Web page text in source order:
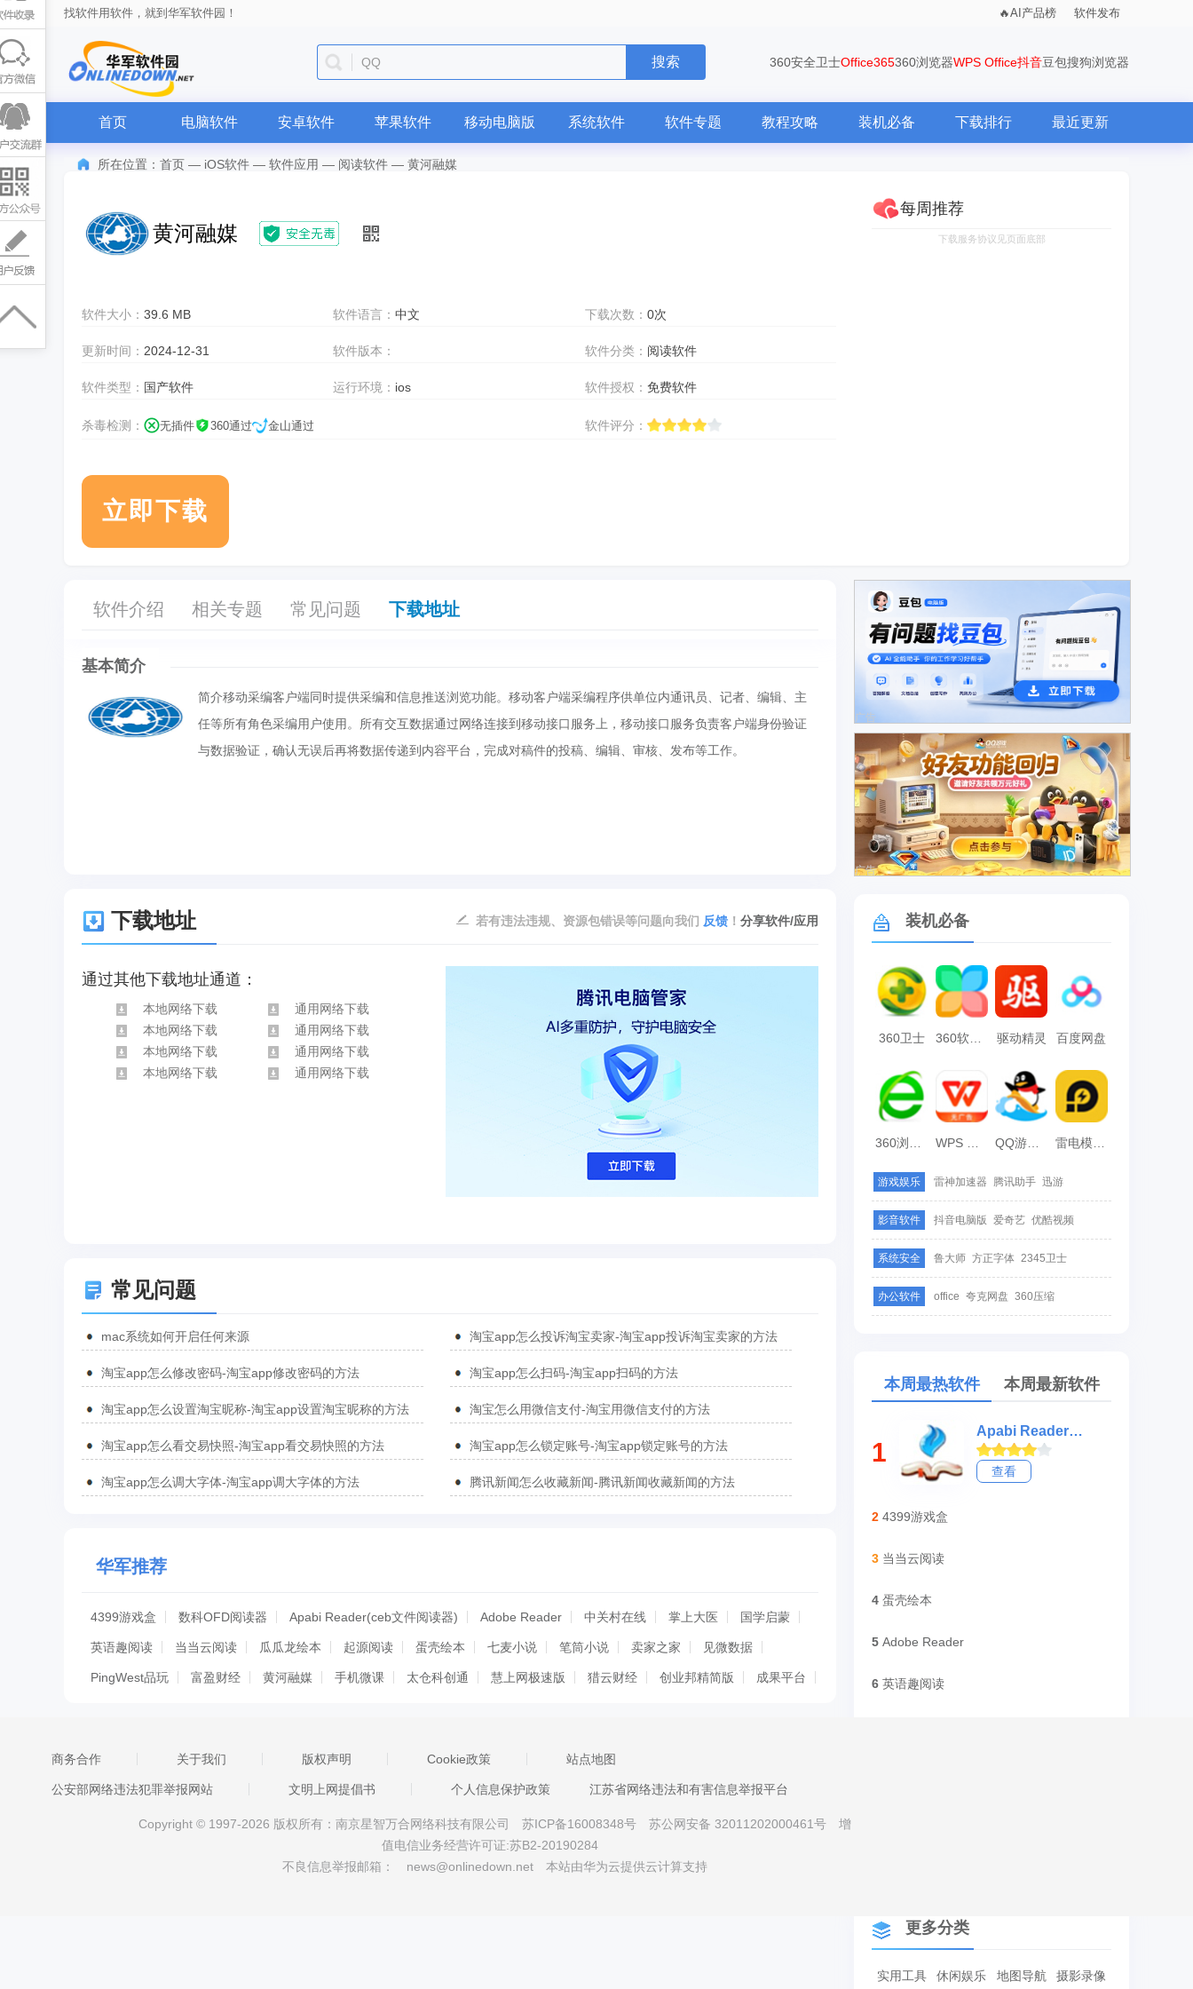
找软件用软件，就到华军软件园！ AI产品榜 软件发布
QQ 搜索 360安全卫士Office365360浏览器WPS Office抖音豆包搜狗浏览器
首页 电脑软件 安卓软件 苹果软件 移动电脑版 系统软件 软件专题 教程攻略 装机必备 下载排行 最近更新
所在位置： 首页 — iOS软件 — 软件应用 — 阅读软件 — 黄河融媒
黄河融媒
软件大小： 39.6 MB 软件语言：中文 下载次数： 0次
更新时间： 2024-12-31 软件版本： 软件分类： 阅读软件
软件类型： 国产软件 运行环境： ios 软件授权： 免费软件
杀毒检测： 无插件 360通过 金山通过 软件评分：
立即下载
每周推荐
下载服务协议见页面底部
软件介绍 相关专题 常见问题 下载地址
基本简介
简介移动采编客户端同时提供采编和信息推送浏览功能。移动客户端采编程序供单位内通讯员、记者、编辑、主
任等所有角色采编用户使用。所有交互数据通过网络连接到移动接口服务上，移动接口服务负责客户端身份验证
与数据验证，确认无误后再将数据传递到内容平台，完成对稿件的投稿、编辑、审核、发布等工作。
下载地址 分享软件/应用
若有违法违规、资源包错误等问题向我们 反馈 ！
通过其他下载地址通道：
本地网络下载
通用网络下载
本地网络下载
通用网络下载
本地网络下载
通用网络下载
本地网络下载
通用网络下载
常见问题
mac系统如何开启任何来源 淘宝app怎么投诉淘宝卖家-淘宝app投诉淘宝卖家的方法
淘宝app怎么修改密码-淘宝app修改密码的方法 淘宝app怎么扫码-淘宝app扫码的方法
淘宝app怎么设置淘宝昵称-淘宝app设置淘宝昵称的方法 淘宝怎么用微信支付-淘宝用微信支付的方法
淘宝app怎么看交易快照-淘宝app看交易快照的方法 淘宝app怎么锁定账号-淘宝app锁定账号的方法
淘宝app怎么调大字体-淘宝app调大字体的方法 腾讯新闻怎么收藏新闻-腾讯新闻收藏新闻的方法
华军推荐
4399游戏盒 数科OFD阅读器 Apabi Reader(ceb文件阅读器) Adobe Reader 中关村在线 掌上大医 国学启蒙
英语趣阅读 当当云阅读 瓜瓜龙绘本 起源阅读 蛋壳绘本 七麦小说 笔筒小说 卖家之家 见微数据
PingWest品玩 富盈财经 黄河融媒 手机微课 太仓科创通 慧上网极速版 猎云财经 创业邦精简版 成果平台
智慧广电APP 蜂鸟财经 梅县区网站 京丰水务 汇路演 览富财经
广告
广告
装机必备
360卫士 360软件管家 驱动精灵 百度网盘
雷电模拟器
游戏娱乐 雷神加速器 腾讯助手 迅游
影音软件 抖音电脑版 爱奇艺 优酷视频
系统安全 鲁大师 方正字体 2345卫士
办公软件 office 夸克网盘 360压缩
本周最热软件 本周最新软件
1
Apabi Reader(ceb文件阅读器)
查看
2 4399游戏盒
3 当当云阅读
4 蛋壳绘本
5 Adobe Reader
6 英语趣阅读
更多分类
实用工具 休闲娱乐 地图导航 摄影录像
商务合作 关于我们 版权声明 Cookie政策 站点地图
公安部网络违法犯罪举报网站 文明上网提倡书 个人信息保护政策 江苏省网络违法和有害信息举报平台
Copyright © 1997-2026 版权所有：南京星智万合网络科技有限公司 苏ICP备16008348号 苏公网安备 32011202000461号
增
值电信业务经营许可证:苏B2-20190284
不良信息举报邮箱：
news@onlinedown.net 本站由华为云提供云计算支持